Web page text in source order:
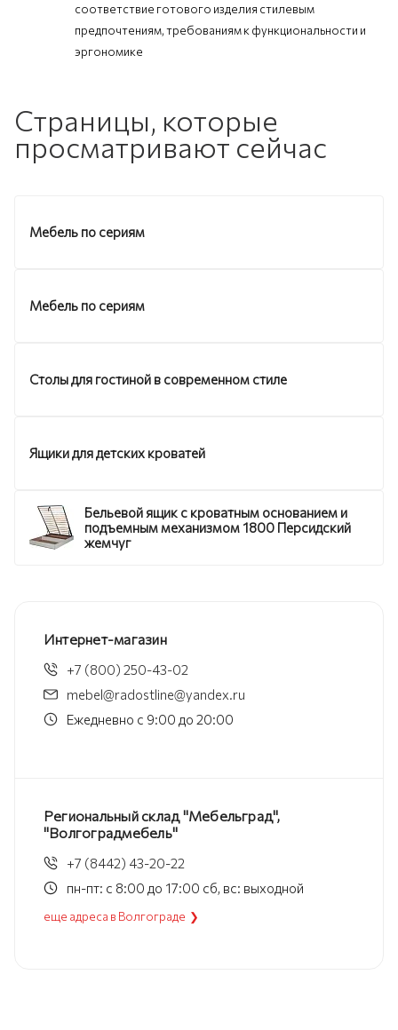
соответствие готового изделия стилевым
предпочтениям, требованиям к функциональности и
эргономике
Страницы, которые
просматривают сейчас
Мебель по сериям
Мебель по сериям
Столы для гостиной в современном стиле
Ящики для детских кроватей
Бельевой ящик с кроватным основанием и
подъемным механизмом 1800 Персидский
жемчуг
Интернет-магазин
+7 (800) 250-43-02
mebel@radostline@yandex.ru
Ежедневно с 9:00 до 20:00
Региональный склад "Мебельград",
"Волгоградмебель"
+7 (8442) 43-20-22
пн-пт: с 8:00 до 17:00 сб, вс: выходной
еще адреса в Волгограде ❯